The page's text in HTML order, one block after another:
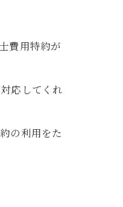
費用特約が
応してくれ
の利用をた